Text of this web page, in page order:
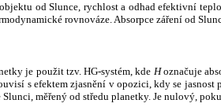
od Slunce, rychlost a odhad efektivní
rovnováze. Absorpce záření od
je použit tzv. HG-systém, kde Hoznačuje
s efektem zjasnění v opozici, kdy se
měřený od středu planetky. Je nulový,